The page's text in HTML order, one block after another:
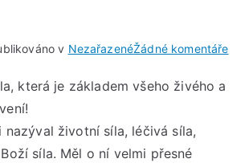
v NezařazenéŽádné komentářeu
která je základem všeho živého a
nazýval životní síla, léčivá síla,
síla. Měl o ní velmi přesné